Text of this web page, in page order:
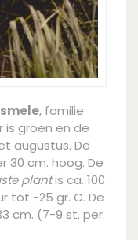
, familie
is groen en de
augustus. De
30 cm. hoog. De
plantis ca. 100
tot -25 gr. C. De
cm. (7-9 st. per